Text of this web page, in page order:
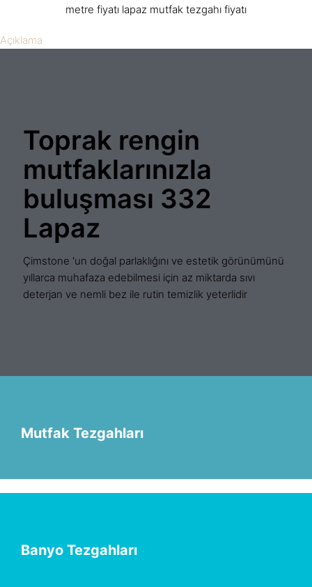
metre fiyatı lapaz mutfak tezgahı fiyatı
Açıklama
Toprak rengin
mutfaklarınızla
buluşması 332
Lapaz
Çimstone 'un doğal parlaklığını ve estetik görünümünü
yıllarca muhafaza edebilmesi için az miktarda sıvı
deterjan ve nemli bez ile rutin temizlik yeterlidir
Mutfak Tezgahları
Banyo Tezgahları